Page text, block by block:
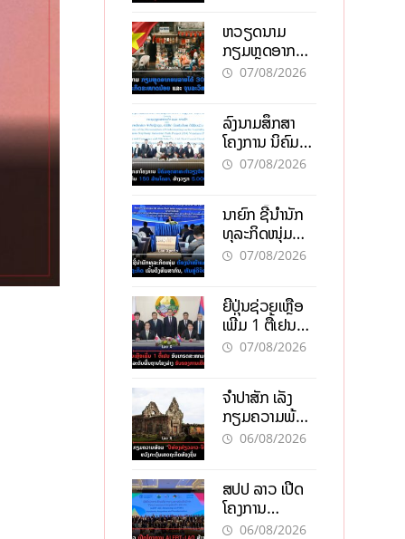
ຫວຽດນາມ
ກຽມຫຼຸດອາກອນ
ລາຍໄດ້ 30%
ແລະ ຈຸນລະ
ວິສາຫະກິດ
07/08/2026
ລົງນາມສຶກສາ
ໂຄງການ ນິຄົມ
ອຸດສາຫະກຳ
150 ລ້ານໂດລາ,
ສ້າງວຽກ 5.000
ຕຳແໜ່ງ
07/08/2026
ນາຍົກ ຊີ້ນຳນັກ
ທຸລະກິດໜຸ່ມ
ຕ້ອງນຳໜ້າແກ້
ສາກົນ, ຫັນສູ່ດິຈິ
ຕອນ
07/08/2026
ຍີ່ປຸ່ນຊ່ວຍເຫຼືອ
ເພີ່ມ 1 ຕື້ເຢນ
ອັບເກຣດ
ເຕີບໂຕ
07/08/2026
ຈຳປາສັກ ເລັ່ງ
ກຽມຄວາມພ້ອມ
“ປີທ່ອງທ່ຽວ
ເສດຖະກິດ
ທ້ອງຖິ່ນ
06/08/2026
ສປປ ລາວ ເປີດ
ໂຄງການ
ALERT-LAO
06/08/2026